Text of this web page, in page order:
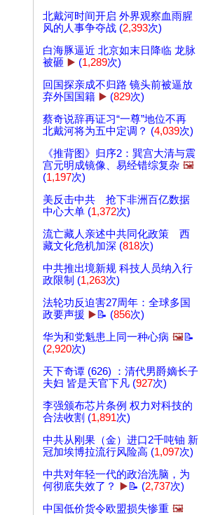
北戴河时间开启 外界观察血雨腥
风的人事争夺战 (2,393次)
白海豚逼近 北京如末日降临 龙脉
被砸 ▶️ (1,289次)
回国探亲成不归路 镜头前被逼放
弃外国国籍 ▶️ (829次)
蔡奇说辞再证习“一尊”地位不再
北戴河将为五中定调？ (4,039次)
《推背图》归序2：巽宫大清与震
宫元明成镜像、易经错综复杂 🖼️
(1,197次)
美反击中共 抢下非洲百亿数据
中心大单 (1,372次)
流亡藏人亲述中共同化政策 西
藏文化危机加深 (818次)
中共推出境新规 科技人员纳入行
政限制 (1,263次)
法轮功反迫害27周年：全球多国
政要声援 ▶️📝 (856次)
华为和党魁患上同一种心病 🖼️📝
(2,920次)
天下奇谭 (626) ：清代男爵嫡长子
夫妇 皆是天官下凡 (927次)
李强颁布芯片条例 权力对科技的
合法收割 (1,891次)
中共从刚果（金）进口2千吨铀 新
冠加埃博拉流行风险高 (1,097次)
中共对年轻一代的政治洗脑，为
何彻底失效了？
▶️📝 (2,737次)
中国低价货令欧盟损失惨重 🖼️